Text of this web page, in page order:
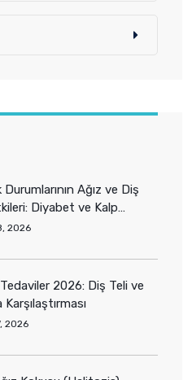
Durumlarının Ağız ve Diş
Diyabet ve Kalp
2026
2026
2026: Diş Teli ve
2026